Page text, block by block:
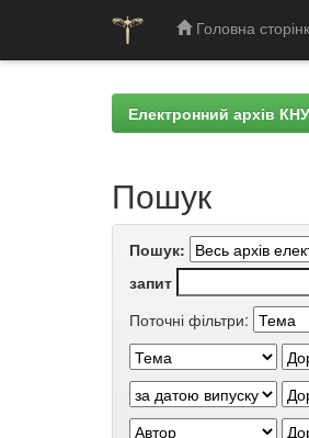
Головна
Електронний архів
Пошук
Пошук:
запит
Поточні фільтри: